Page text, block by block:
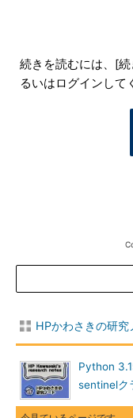
続きを読むには、[
るいはログインして
HPかわさきの研
Python
sentinelク